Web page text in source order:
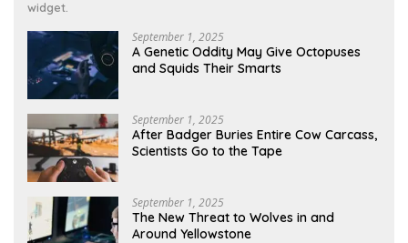
widget.
September 1, 2025
A Genetic Oddity May Give Octopuses
and Squids Their Smarts
September 1, 2025
After Badger Buries Entire Cow Carcass,
Scientists Go to the Tape
September 1, 2025
The New Threat to Wolves in and
Around Yellowstone